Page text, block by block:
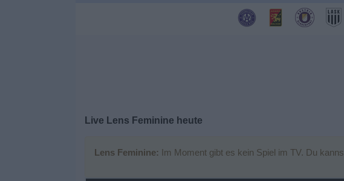
Live Lens Feminine heute
Lens Feminine: Im Moment gibt es kein Spiel im TV. Du